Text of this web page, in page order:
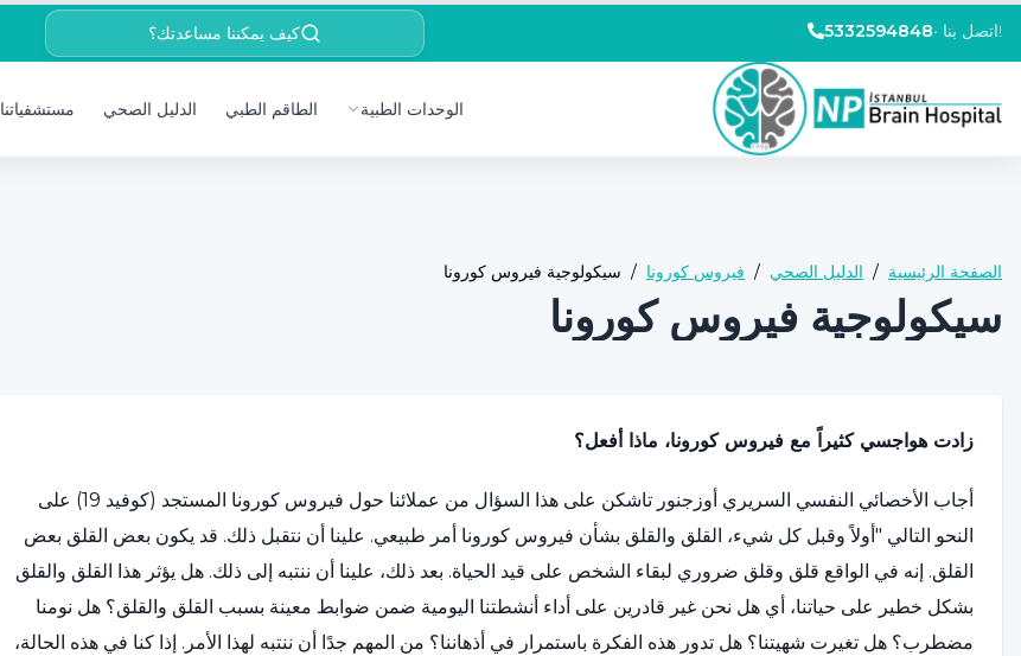
5332594848• اتصل بنا! كيف يمكننا مساعدتك؟
الوحدات الطبية الطاقم الطبي الدليل الصحي مستشفياتنا
الصفحة الرئيسية / الدليل الصحي / فيروس كورونا / سيكولوجية فيروس كورونا
سيكولوجية فيروس كورونا
زادت هواجسي كثيراً مع فيروس كورونا، ماذا أفعل؟
أجاب الأخصائي النفسي السريري أوزجنور تاشكن على هذا السؤال من عملائنا حول فيروس كورونا المستجد (كوفيد 19) على
النحو التالي "أولاً وقبل كل شيء، القلق والقلق بشأن فيروس كورونا أمر طبيعي. علينا أن نتقبل ذلك. قد يكون بعض القلق بعض
القلق. إنه في الواقع قلق وقلق ضروري لبقاء الشخص على قيد الحياة. بعد ذلك، علينا أن ننتبه إلى ذلك. هل يؤثر هذا القلق والقلق
بشكل خطير على حياتنا، أي هل نحن غير قادرين على أداء أنشطتنا اليومية ضمن ضوابط معينة بسبب القلق والقلق؟ هل نومنا
مضطرب؟ هل تغيرت شهيتنا؟ هل تدور هذه الفكرة باستمرار في أذهاننا؟ من المهم جدًا أن ننتبه لهذا الأمر. إذا كنا في هذه الحالة،